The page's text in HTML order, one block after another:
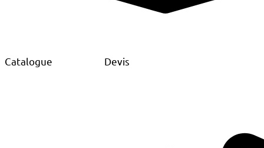
Catalogue Devis